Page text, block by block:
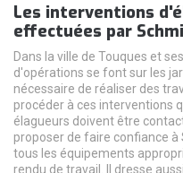
Les interventions
effectuées par
Dans la ville de Touques et
d'opérations se font sur les
nécessaire de réaliser des
procéder à ces interventions
élagueurs doivent être
proposer de faire confiance à
tous les équipements
rendu de travail. Il dresse